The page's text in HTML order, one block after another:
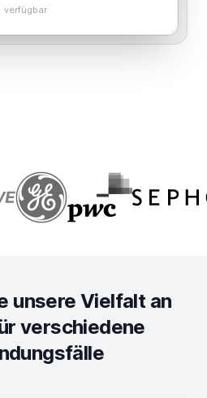
verfügbar
unsere Vielfalt an
verschiedene